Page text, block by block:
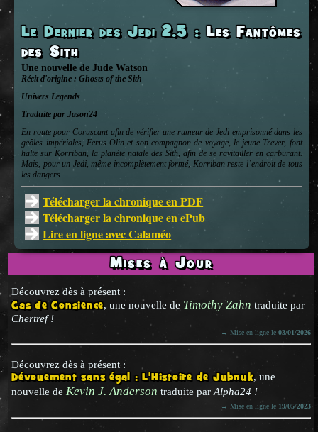
Mises à Jour
Découvrez dès à présent :
Cas de Consience, une nouvelle de Timothy Zahn traduite par
Chertref !
→ Mise en ligne le03/01/2026
Découvrez dès à présent :
Dévouement sans égal : L'Histoire de Jubnuk, une
nouvelle de Kevin J. Anderson traduite parAlpha24 !
→ Mise en ligne le 19/05/2023
Le Dernier des Jedi 2.5: Les Fantômes
des Sith
Une nouvelle deJude Watson
Récit d'origine :Ghosts of the Sith
UniversLegends
Traduite par Jason24
En route pour Coruscant afin de vérifier une rumeur de Jedi emprisonné dans les
geôles impériales, Ferus Olin et son compagnon de voyage, le jeune Trever, font
halte sur Korriban, la planète natale des Sith, afin de se ravitailler en carburant.
Mais, pour un Jedi, même incomplètement formé, Korriban reste l’endroit de tous
les dangers.
Télécharger la chronique en PDF
Télécharger la chronique en ePub
Lire en ligne avec Calaméo